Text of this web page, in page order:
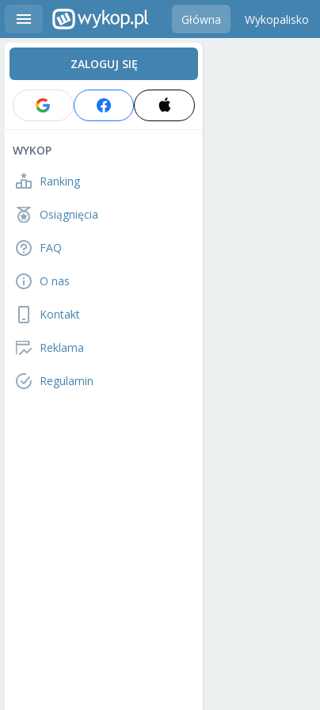
Główna Wykopalisko
ZALOGUJ SIĘ
WYKOP
Ranking
Osiągnięcia
FAQ
O nas
Kontakt
Reklama
Regulamin